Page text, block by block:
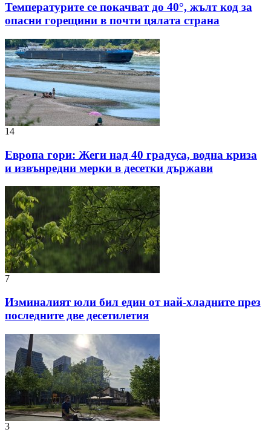
Температурите се покачват до 40°, жълт код за
опасни горещини в почти цялата страна
14
Европа гори: Жеги над 40 градуса, водна криза
и извънредни мерки в десетки държави
7
Изминалият юли бил един от най-хладните през
последните две десетилетия
3